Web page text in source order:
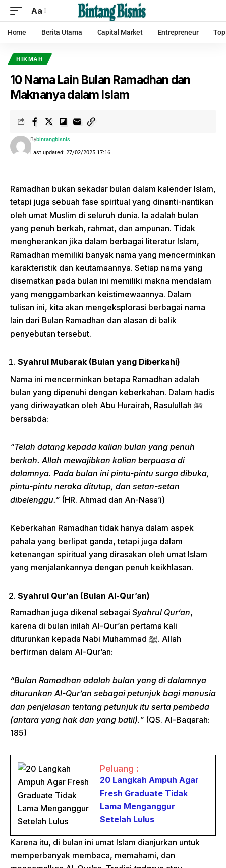
Aa
Home Berita Utama Capital Market Entrepreneur
HIKMAH
10 Nama Lain Bulan Ramadhan dan
Maknanya dalam Islam
Last updated: 27/02/2025 17:16
Bybintangbisnis
Ramadhan bukan sekadar bulan dalam kalender Islam,
tetapi juga sebuah fase spiritual yang dinanti-nantikan
oleh umat Muslim di seluruh dunia. Ia adalah bulan
yang penuh berkah, rahmat, dan ampunan. Tidak
mengherankan jika dalam berbagai literatur Islam,
Ramadhan memiliki banyak nama yang mencerminkan
karakteristik dan keutamaannya. Setiap nama yang
disematkan pada bulan ini memiliki makna mendalam
yang menggambarkan keistimewaannya. Dalam
tulisan ini, kita akan mengeksplorasi berbagai nama
lain dari Bulan Ramadhan dan alasan di balik
penyebutan tersebut.
Syahrul Mubarak (Bulan yang Diberkahi)
Nama ini mencerminkan betapa Ramadhan adalah
bulan yang dipenuhi dengan keberkahan. Dalam hadis
yang diriwayatkan oleh Abu Hurairah, Rasulullah ﷺ
bersabda:
“Telah datang kepada kalian bulan yang penuh
berkah. Allah mewajibkan kalian berpuasa di
dalamnya. Pada bulan ini pintu-pintu surga dibuka,
pintu-pintu neraka ditutup, dan setan-setan
dibelenggu.” (HR. Ahmad dan An-Nasa’i)
Keberkahan Ramadhan tidak hanya dalam aspek
pahala yang berlipat ganda, tetapi juga dalam
ketenangan spiritual yang dirasakan oleh umat Islam
yang menjalankannya dengan penuh keikhlasan.
Syahrul Qur’an (Bulan Al-Qur’an)
Ramadhan juga dikenal sebagai Syahrul Qur’an,
karena di bulan inilah Al-Qur’an pertama kali
diturunkan kepada Nabi Muhammad ﷺ. Allah
berfirman dalam Al-Qur’an:
“Bulan Ramadhan adalah bulan yang di dalamnya
diturunkan Al-Qur’an sebagai petunjuk bagi manusia
dan penjelasan tentang petunjuk itu serta pembeda
(antara yang hak dan yang batil).” (QS. Al-Baqarah:
185)
Peluang :
20 Langkah Ampuh Agar
Fresh Graduate Tidak
Lama Menganggur
Setelah Lulus
Karena itu, di bulan ini umat Islam dianjurkan untuk
memperbanyak membaca, memahami, dan